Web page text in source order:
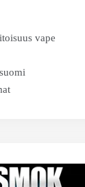
vape